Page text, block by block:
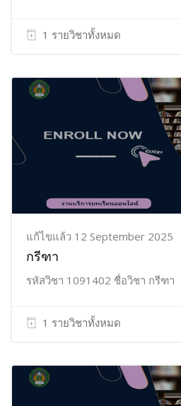
1 รายวิชาทั้งหมด
แก้ไขแล้ว 12 September 2025
กรีฑา
รหัสวิชา 1091402 ชื่อวิชา กรีฑา
1 รายวิชาทั้งหมด